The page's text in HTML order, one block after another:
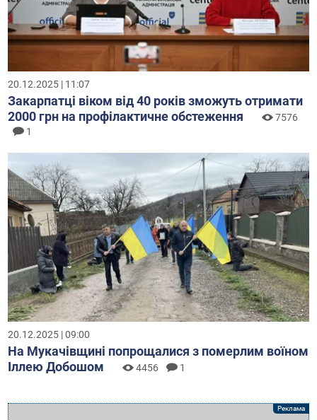
20.12.2025 | 11:07
Закарпатці віком від 40 років зможуть отримати
2000 грн на профілактичне обстеження
7576
1
20.12.2025 | 09:00
На Мукачівщині попрощалися з померлим воїном
Іллею Добошом
4456 1